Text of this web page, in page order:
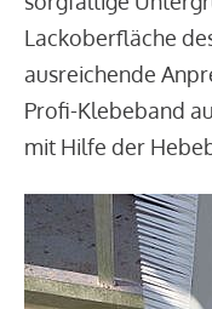
Lackoberfläche
ausreichende
Profi-Klebeband
mit Hilfe der